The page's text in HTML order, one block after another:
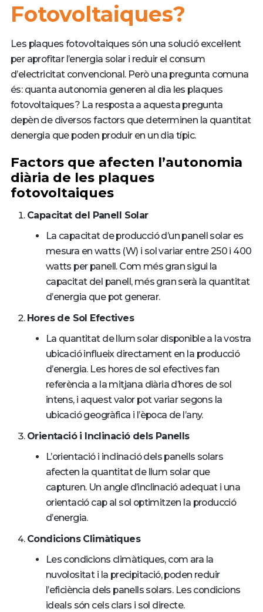
Fotovoltaiques?
Les plaques fotovoltaiques són una solució excel·lent
per aprofitar l’energia solar i reduir el consum
d’electricitat convencional. Però una pregunta comuna
és: quanta autonomia generen al dia les plaques
fotovoltaiques? La resposta a aquesta pregunta
depèn de diversos factors que determinen la quantitat
denergia que poden produir en un dia típic.
Factors que afecten l’autonomia
diària de les plaques
fotovoltaiques
Capacitat del Panell Solar
La capacitat de producció d’un panell solar es
mesura en watts (W) i sol variar entre 250 i 400
watts per panell. Com més gran sigui la
capacitat del panell, més gran serà la quantitat
d’energia que pot generar.
Hores de Sol Efectives
La quantitat de llum solar disponible a la vostra
ubicació influeix directament en la producció
d’energia. Les hores de sol efectives fan
referència a la mitjana diària d’hores de sol
intens, i aquest valor pot variar segons la
ubicació geogràfica i l’època de l’any.
Orientació i Inclinació dels Panells
L’orientació i inclinació dels panells solars
afecten la quantitat de llum solar que
capturen. Un angle d’inclinació adequat i una
orientació cap al sol optimitzen la producció
d’energia.
Condicions Climàtiques
Les condicions climàtiques, com ara la
nuvolositat i la precipitació, poden reduir
l’eficiència dels panells solars. Les condicions
ideals són cels clars i sol directe.